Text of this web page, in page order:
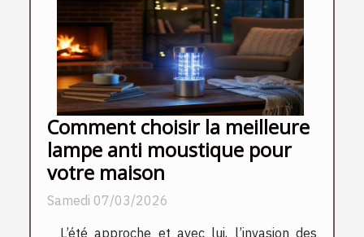
Comment choisir la meilleure
lampe anti moustique pour
votre maison
Samedi 07/03/2026
L’été approche et avec lui, l’invasion des